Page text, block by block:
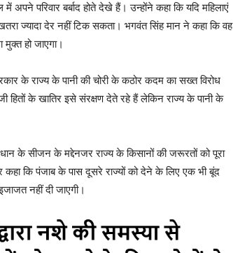
परिवार बर्बाद होते देखे हैं। उन्होंने कहा कि यदि महिलाएं
ज्यादा देर नहीं टिक सकता। भगवंत सिंह मान ने कहा कि वह
हो जाएगा।
के राज्य के पानी की चोरी के कठोर कदम का सख्त विरोध
हितों के खातिर इसे संरक्षण देते रहे हैं लेकिन राज्य के पानी के
के सीजन के मद्देनजर राज्य के किसानों की जरूरतों को पूरा
कि पंजाब के पास दूसरे राज्यों को देने के लिए एक भी बूंद
नहीं दी जाएगी।